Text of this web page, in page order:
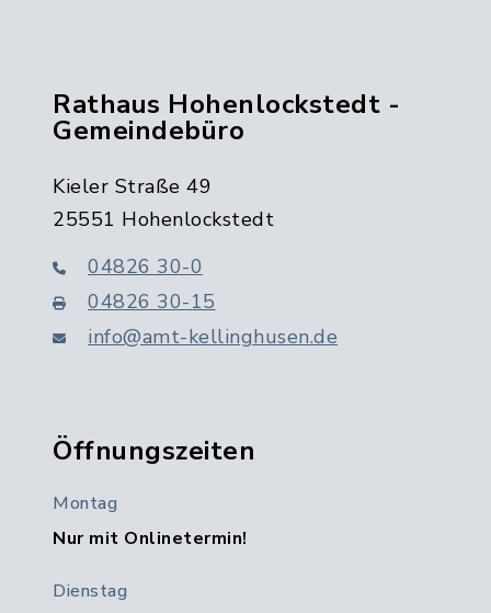
Rathaus Hohenlockstedt -
Gemeindebüro
Kieler Straße 49
25551 Hohenlockstedt
04826 30-0
04826 30-15
info@amt-kellinghusen.de
Öffnungszeiten
Montag
Nur mit Onlinetermin!
Dienstag